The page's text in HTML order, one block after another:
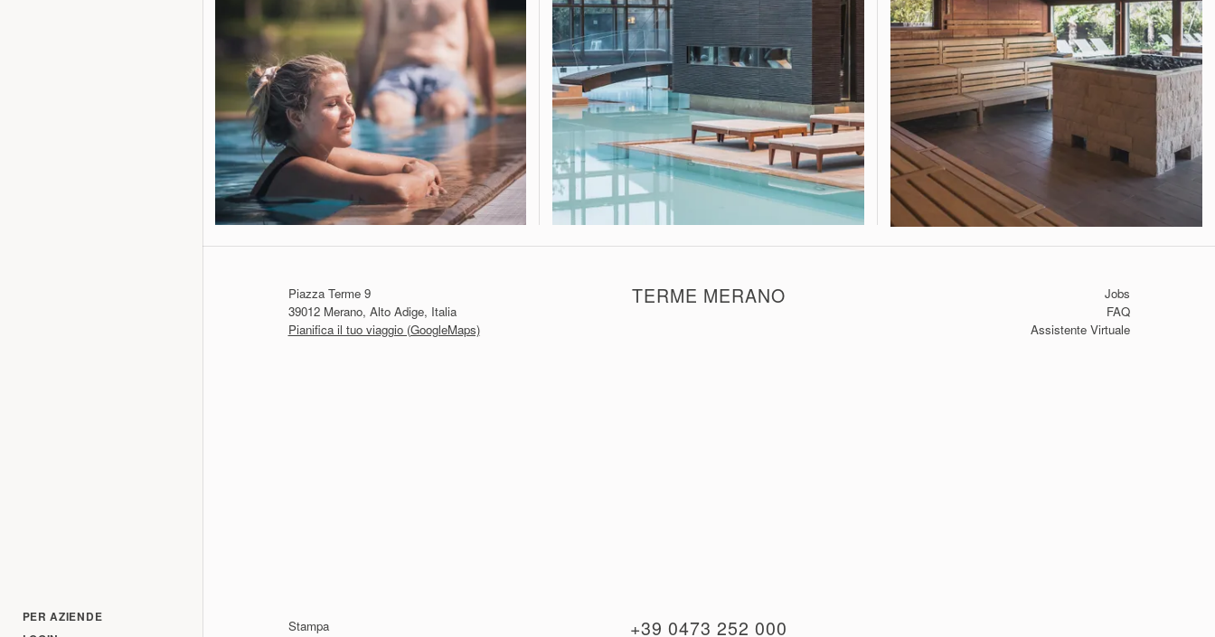
PER AZIENDE
Piazza Terme 9
39012 Merano, Alto Adige, Italia
Pianifica il tuo viaggio (GoogleMaps)
TERME MERANO
Jobs
FAQ
Assistente Virtuale
Stampa
+39 0473 252 000